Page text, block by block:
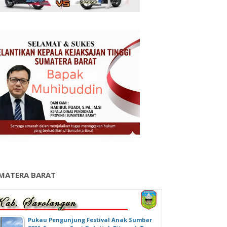
BARAT
‎Pukau Pengunjung Festival Anak Sumbar